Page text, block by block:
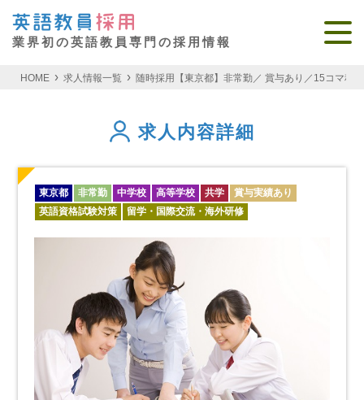
業界初の英語教員専門の採用情報
HOME 求人情報一覧 随時採用【東京都】非常勤／ 賞与あり／15コマ程
求人内容詳細
東京都 非常勤 中学校 高等学校 共学
賞与実績あり
英語資格試験対策
留学・国際交流・海外研修